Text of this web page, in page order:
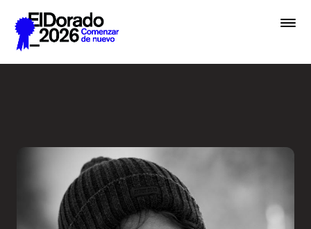
Saltar al contenido principal
Academias
Archivo